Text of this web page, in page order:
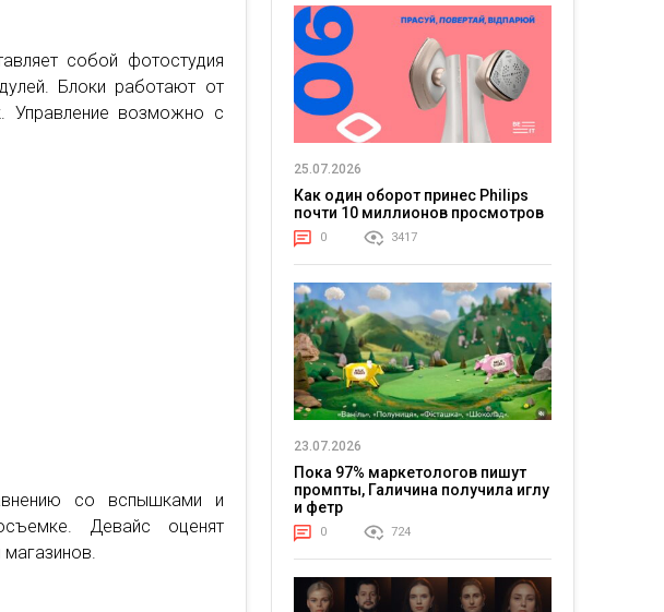
собой фотостудия
Блоки работают от
Управление возможно с
со вспышками и
Девайс оценят
25.07.2026
Как один оборот принес Philips
почти 10 миллионов просмотров
0 3417
23.07.2026
Пока 97% маркетологов пишут
промпты, Галичина получила иглу
и фетр
0 724